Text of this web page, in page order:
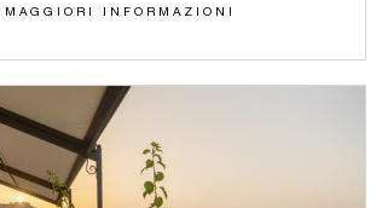
MAGGIORI INFORMAZIONI